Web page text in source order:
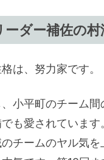
ーダー補佐の
は、努力家です。
小平町のチーム
も愛されていま
チームのヤル気